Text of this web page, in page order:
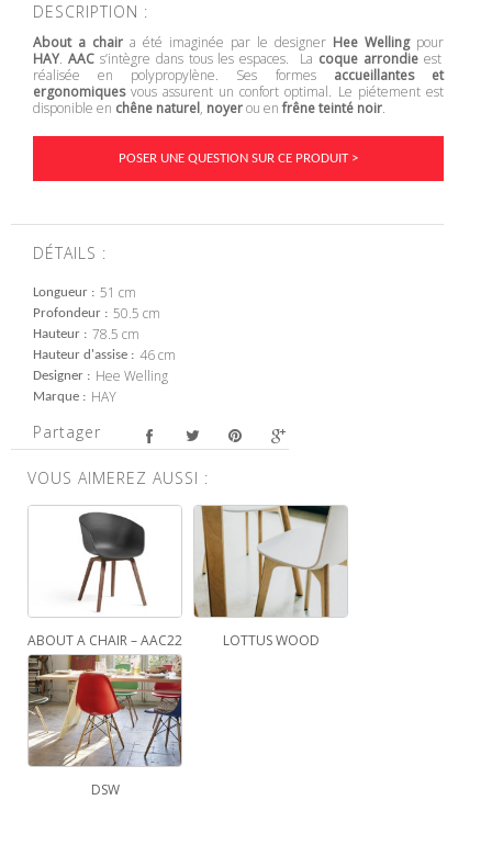
DESCRIPTION :
About a chaira été imaginée par le designer Hee Wellingpour
HAY. AACs’intègre dans tous les espaces. La coque arrondieest
réalisée en polypropylène. Ses formes accueillantes et
ergonomiquesvous assurent un confort optimal. Le piétement est
disponible en chêne naturel, noyerou enfrêne teinté noir.
POSER UNE QUESTION SUR CE PRODUIT >
DÉTAILS :
Longueur 51 cm
Profondeur 50.5 cm
Hauteur 78.5 cm
Hauteur d'assise 46 cm
Designer Hee Welling
Marque HAY
Partager
VOUS AIMEREZ AUSSI :
ABOUT A CHAIR – AAC22 LOTTUS WOOD
DSW